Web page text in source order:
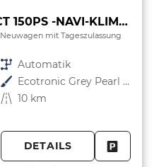
GO 1.6 T-GDI 2WD 7DCT 150PS -NAVI-KLIMAAUTOM-ALU18"-SHZ-WINTER-LED-PDC-KAMERA-KEYLESS GO-Sofort
Neuwagen mit Tageszulassung
Getriebe Automatik
Außenfarbe
Ecotronic Grey Pearl / Dach Schwarz
Kilometerstand 10 km
DETAILS